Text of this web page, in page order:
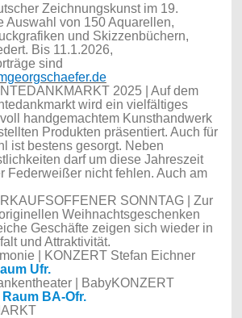
Zeichnungskunst im 19.
Auswahl von 150 Aquarellen,
und Skizzenbüchern,
Bis 11.1.2026,
sind
2025 | Auf dem
wird ein vielfältiges
handgemachtem Kunsthandwerk
Produkten präsentiert. Auch für
ist bestens gesorgt. Neben
darf um diese Jahreszeit
Federweißer nicht fehlen. Auch am
SONNTAG | Zur
Weihnachtsgeschenken
Geschäfte zeigen sich wieder in
und Attraktivität.
| KONZERT Stefan Eichner
Ufr.
| BabyKONZERT
BA-Ofr.